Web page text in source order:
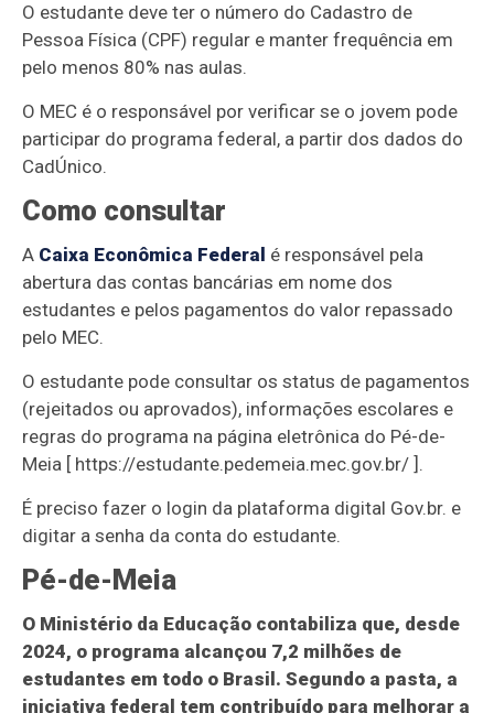
O estudante deve ter o número do Cadastro de
Pessoa Física (CPF) regular e manter frequência em
pelo menos 80% nas aulas.
O MEC é o responsável por verificar se o jovem pode
participar do programa federal, a partir dos dados do
CadÚnico.
Como consultar
A Caixa Econômica Federal é responsável pela
abertura das contas bancárias em nome dos
estudantes e pelos pagamentos do valor repassado
pelo MEC.
O estudante pode consultar os status de pagamentos
(rejeitados ou aprovados), informações escolares e
regras do programa na página eletrônica do Pé-de-
Meia [ https://estudante.pedemeia.mec.gov.br/ ].
É preciso fazer o login da plataforma digital Gov.br. e
digitar a senha da conta do estudante.
Pé-de-Meia
O Ministério da Educação contabiliza que, desde
2024, o programa alcançou 7,2 milhões de
estudantes em todo o Brasil. Segundo a pasta, a
iniciativa federal tem contribuído para melhorar a